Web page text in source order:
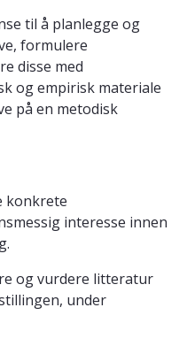
til å planlegge og
formulere
disse med
og empirisk materiale
på en metodisk
konkrete
interesse innen
og vurdere litteratur
under